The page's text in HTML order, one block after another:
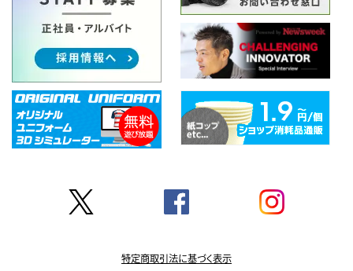
特定商取引法に基づく表示